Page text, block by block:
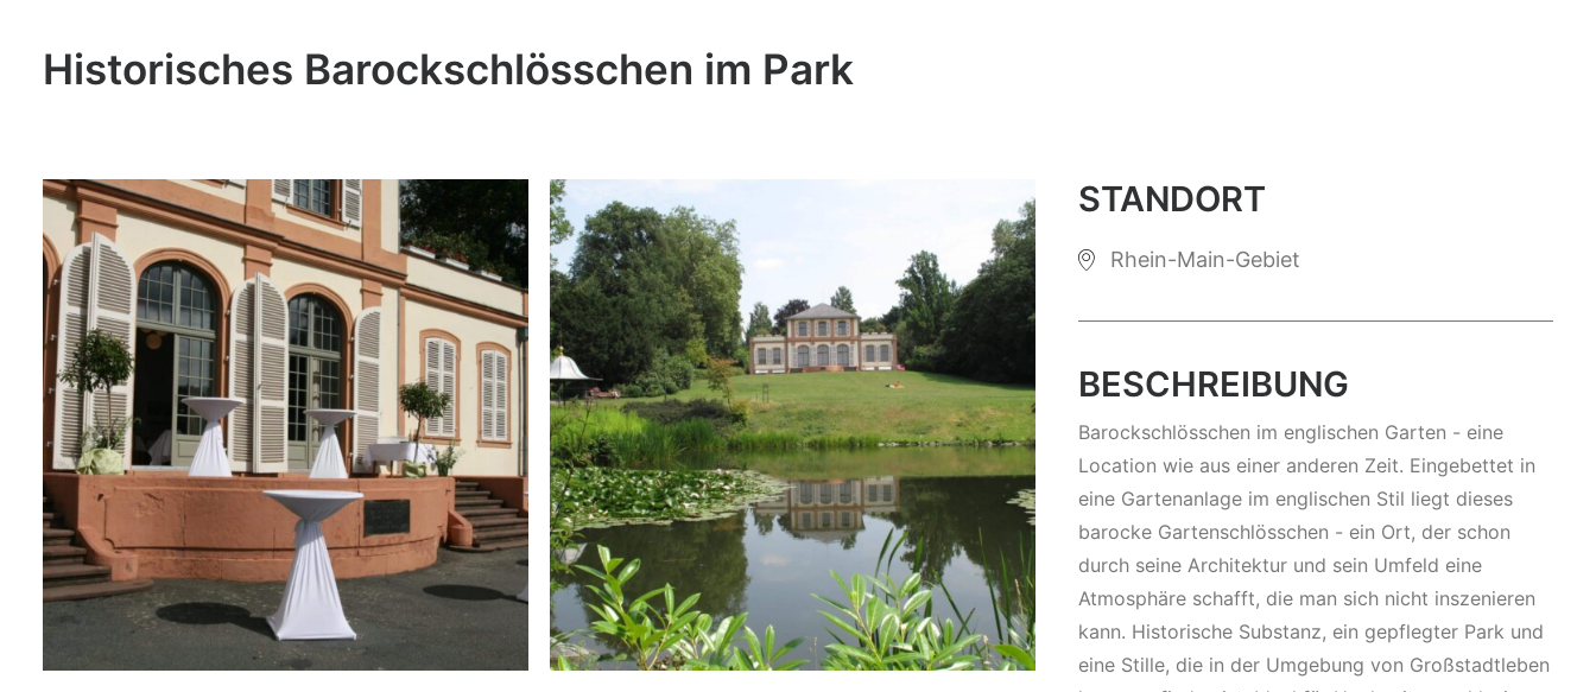
Historisches Barockschlösschen im Park
STANDORT
Rhein-Main-Gebiet
BESCHREIBUNG
Barockschlösschen im englischen Garten - eine
Location wie aus einer anderen Zeit. Eingebettet in
eine Gartenanlage im englischen Stil liegt dieses
barocke Gartenschlösschen - ein Ort, der schon
durch seine Architektur und sein Umfeld eine
Atmosphäre schafft, die man sich nicht inszenieren
kann. Historische Substanz, ein gepflegter Park und
eine Stille, die in der Umgebung von Großstadtleben